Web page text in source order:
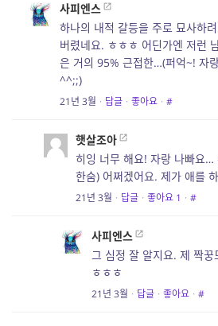
사피엔스
하나의 내적 갈등을 주로 묘사하
버렸네요. ㅎㅎㅎ 어딘가엔 저런
은 거의 95% 근접한…(퍼억~! 자
^^;;)
21년 3월 · 답글 · 좋아요 · #
햇살조아
히잉 너무 해요! 자랑 나빠요
한숨) 어쩌겠어요. 제가 애를
21년 3월 · 답글 · 좋아요 1 · #
사피엔스
그 심정 잘 알지요. 제 짝
ㅎㅎㅎ
21년 3월 · 답글 · 좋아요 · #